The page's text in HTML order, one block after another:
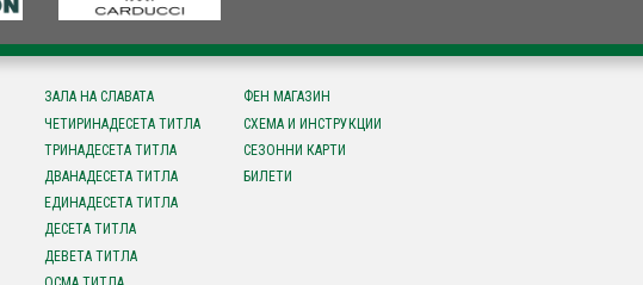
ЗАЛА НА СЛАВАТА
ЧЕТИРИНАДЕСЕТА ТИТЛА
ТРИНАДЕСЕТА ТИТЛА
ДВАНАДЕСЕТА ТИТЛА
ЕДИНАДЕСЕТА ТИТЛА
ДЕСЕТА ТИТЛА
ДЕВЕТА ТИТЛА
ФЕН МАГАЗИН
СХЕМА И ИНСТРУКЦИИ
СЕЗОННИ КАРТИ
БИЛЕТИ